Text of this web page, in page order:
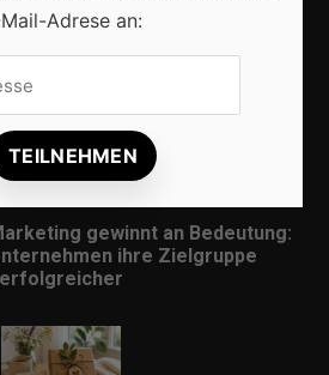
gewinnt an Bedeutung:
ihre Zielgruppe
erfolgreicher
Adrese an: